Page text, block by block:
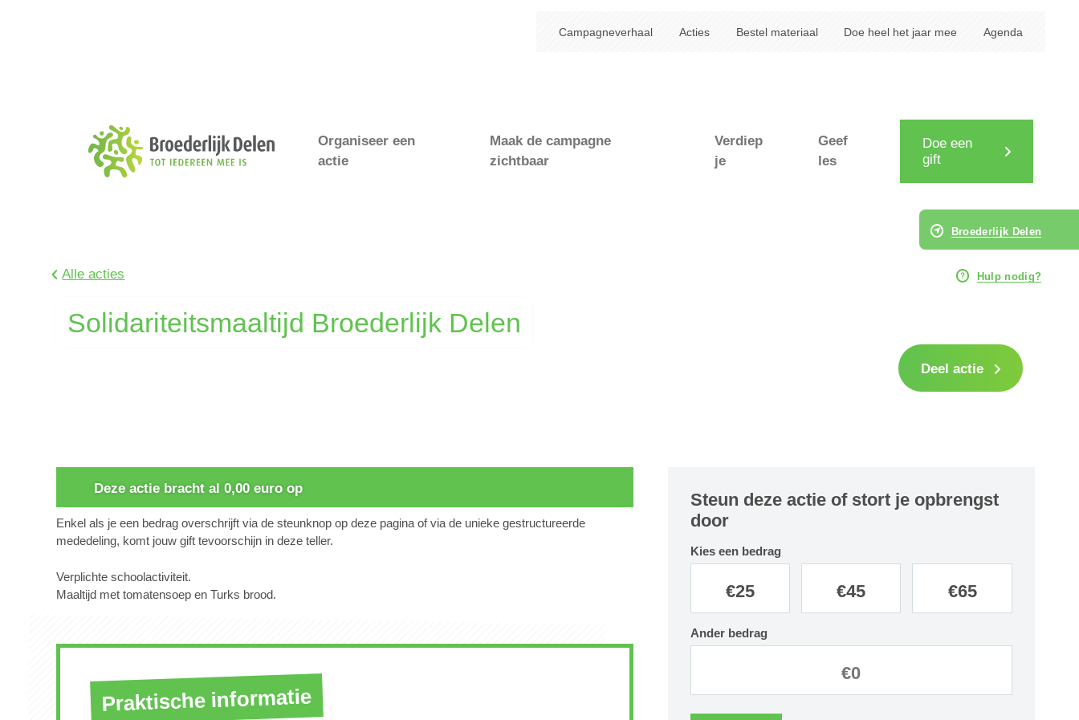
Campagneverhaal Acties Bestel materiaal Doe heel het jaar mee Agenda
Organiseer een
actie
Maak de campagne
zichtbaar
Verdiep
je
Geef
les
Doe een
gift
Alle acties
Solidariteitsmaaltijd Broederlijk Delen
Broederlijk Delen
Hulp nodig?
Deel actie
Deze actie bracht al 0,00 euro op
Enkel als je een bedrag overschrijft via de steunknop op deze pagina of via de unieke gestructureerde
mededeling, komt jouw gift tevoorschijn in deze teller.
Verplichte schoolactiviteit.
Maaltijd met tomatensoep en Turks brood.
Praktische informatie
Steun deze actie of stort je opbrengst
door
Kies een bedrag
€25 €45 €65
Ander bedrag